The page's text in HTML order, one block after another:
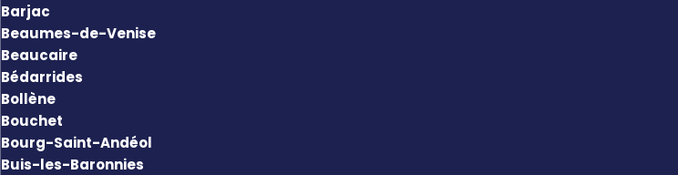
Barjac
Beaumes-de-Venise
Beaucaire
Bédarrides
Bollène
Bouchet
Bourg-Saint-Andéol
Buis-les-Baronnies